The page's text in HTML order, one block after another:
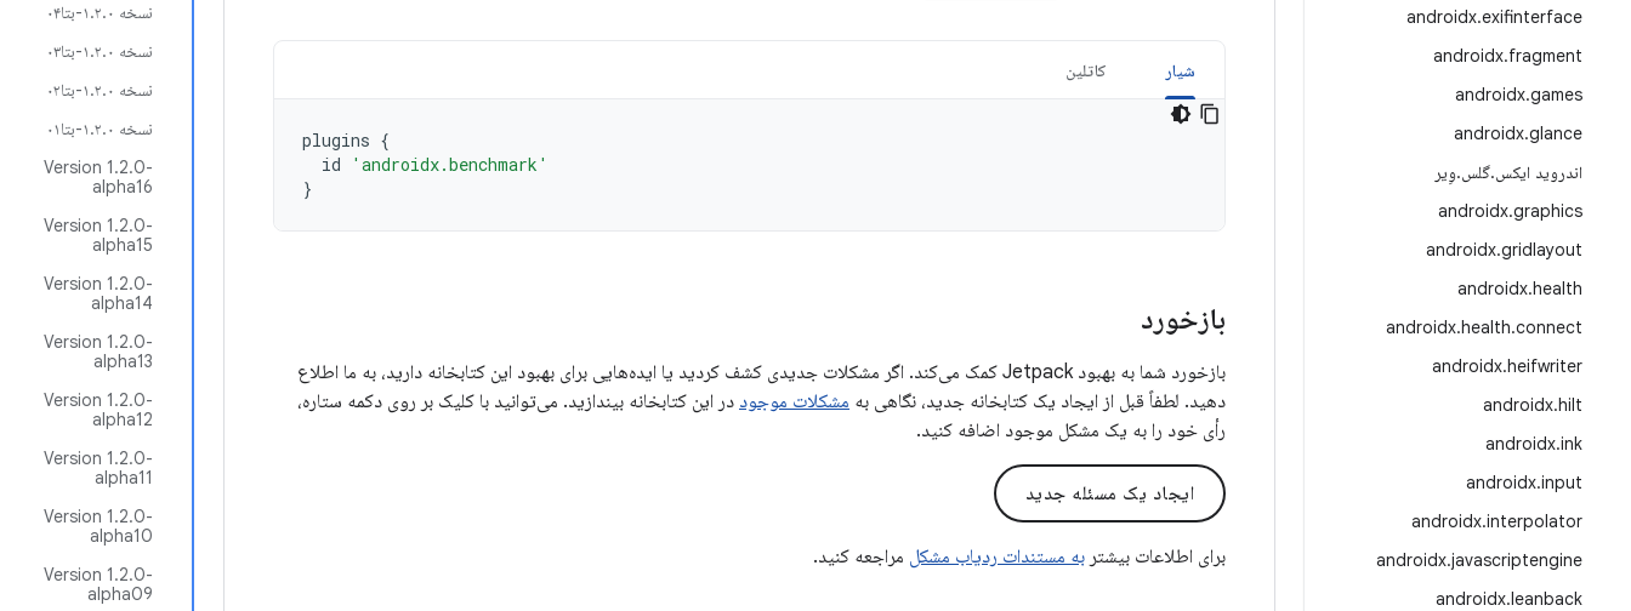
androidx.exifinterface
androidx.fragment
androidx.games
androidx.glance
اندروید ایکس.گلس.وِیر
androidx.graphics
androidx.gridlayout
androidx.health
androidx.health.connect
androidx.heifwriter
androidx.hilt
androidx.ink
androidx.input
androidx.interpolator
androidx.javascriptengine
androidx.leanback
نسخه ۱.۲.۰-بتا۰۴
نسخه ۱.۲.۰-بتا۰۳
نسخه ۱.۲.۰-بتا۰۲
نسخه ۱.۲.۰-بتا۰۱
Version 1.2.0-
alpha16
Version 1.2.0-
alpha15
Version 1.2.0-
alpha14
Version 1.2.0-
alpha13
Version 1.2.0-
alpha12
Version 1.2.0-
alpha11
Version 1.2.0-
alpha10
Version 1.2.0-
alpha09
شیار کاتلین
plugins {
id
'androidx.benchmark'
}
بازخورد
بازخورد شما به بهبود Jetpack کمک می‌کند. اگر مشکلات جدیدی کشف کردید یا ایده‌هایی برای بهبود این کتابخانه دارید، به ما اطلاع
دهید. لطفاً قبل از ایجاد یک کتابخانه جدید، نگاهی به مشکلات موجود در این کتابخانه بیندازید. می‌توانید با کلیک بر روی دکمه ستاره،
رأی خود را به یک مشکل موجود اضافه کنید.
ایجاد یک مسئله جدید
برای اطلاعات بیشتر به مستندات ردیاب مشکل مراجعه کنید.